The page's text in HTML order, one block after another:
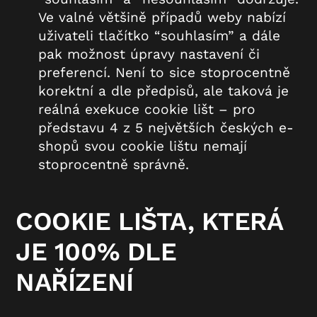
Ve valné většině případů weby nabízí
uživateli tlačítko “souhlasím” a dále
pak možnost úpravy nastavení či
preferencí. Není to sice stoprocentně
korektní a dle předpisů, ale taková je
reálná exekuce cookie lišt – pro
představu 4 z 5 největších českých e-
shopů svou cookie lištu nemají
stoprocentně správně.
COOKIE LIŠTA, KTERÁ
JE 100% DLE
NAŘÍZENÍ